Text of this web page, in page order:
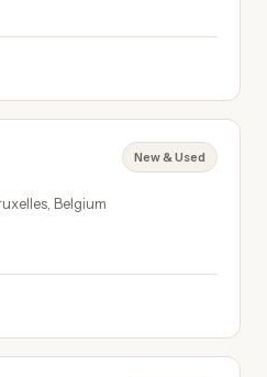
New & Used
Belgium